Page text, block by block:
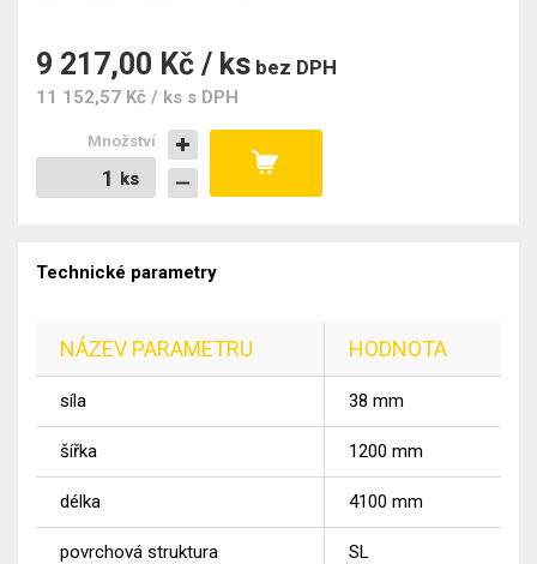
9 217,00 Kč / ks bez DPH
11 152,57 Kč / ks s DPH
ks
ks
Množství
Technické parametry
NÁZEV PARAMETRU HODNOTA
síla 38 mm
šířka 1200 mm
délka 4100 mm
povrchová struktura SL